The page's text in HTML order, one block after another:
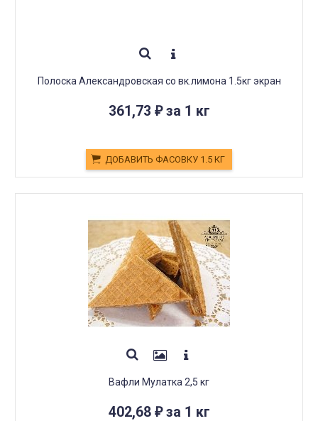
Полоска Александровская со вк.лимона 1.5кг экран
361,73 ₽за 1 кг
ДОБАВИТЬ ФАСОВКУ 1.5 КГ
Вафли Мулатка 2,5 кг
402,68 ₽за 1 кг